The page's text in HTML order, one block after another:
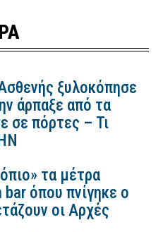
ξυλοκόπησε
άρπαξε από τα
σε πόρτες – Τι
τα μέτρα
όπου πνίγηκε ο
οι Αρχές